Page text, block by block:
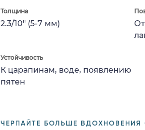
Толщина
2.3/10" (5-7 мм)
Устойчивость
К царапинам, воде, появлению
пятен
ЧЕРПАЙТЕ БОЛЬШЕ ВДОХНОВЕНИЯ